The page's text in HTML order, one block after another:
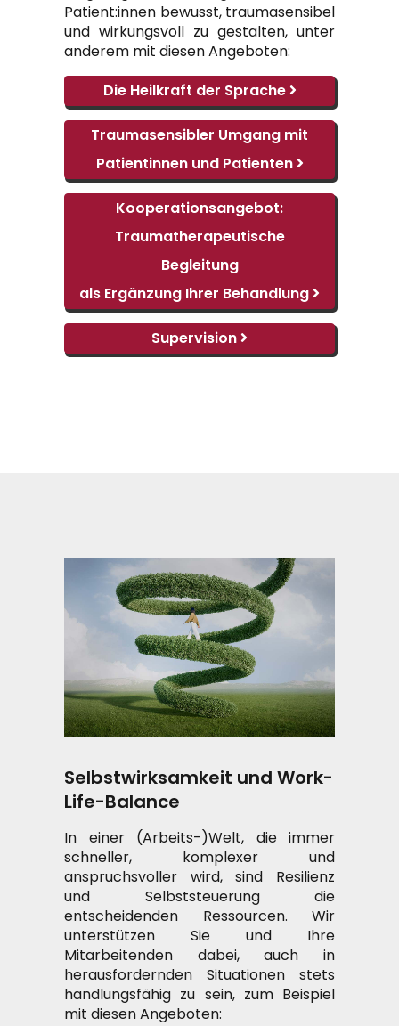
Patient:innen bewusst, traumasensibel
und wirkungsvoll zu gestalten, unter
anderem mit diesen Angeboten:
Die Heilkraft der Sprache
Traumasensibler Umgang mit
Patientinnen und Patienten
Kooperationsangebot:
Traumatherapeutische
Begleitung
als Ergänzung Ihrer Behandlung
Supervision
Selbstwirksamkeit und Work-
Life-Balance
In einer (Arbeits-)Welt, die immer
schneller, komplexer und
anspruchsvoller wird, sind Resilienz
und Selbststeuerung die
entscheidenden Ressourcen. Wir
unterstützen Sie und Ihre
Mitarbeitenden dabei, auch in
herausfordernden Situationen stets
handlungsfähig zu sein, zum Beispiel
mit diesen Angeboten: